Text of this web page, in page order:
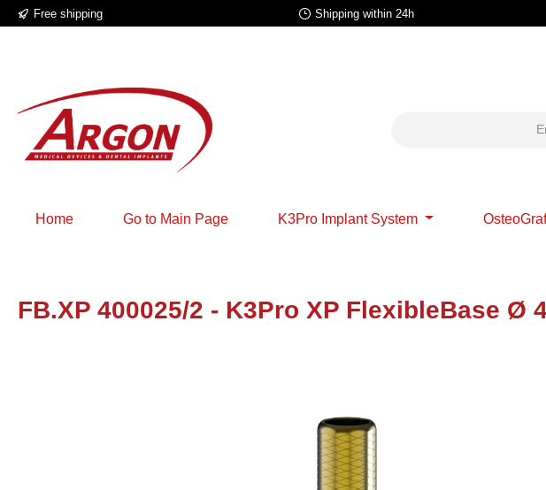
to main content
Skip to search
Skip to main navigation
Free shipping Shipping within 24h
Home Go to Main Page K3Pro Implant System
FB.XP 400025/2 - K3Pro XP FlexibleBase Ø